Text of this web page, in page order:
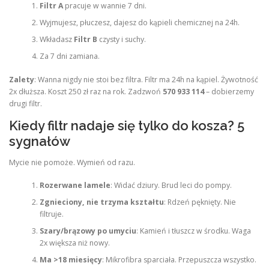
Filtr Apracuje w wannie 7 dni.
Wyjmujesz, płuczesz, dajesz do kąpieli chemicznej na 24h.
Wkładasz Filtr B czysty i suchy.
Za 7 dni zamiana.
Zalety: Wanna nigdy nie stoi bez filtra. Filtr ma 24h na kąpiel. Żywotność
2x dłuższa. Koszt 250 zł raz na rok. Zadzwoń 570 933 114– dobierzemy
drugi filtr.
Kiedy filtr nadaje się tylko do kosza? 5
sygnałów
Mycie nie pomoże. Wymień od razu.
Rozerwane lamele: Widać dziury. Brud leci do pompy.
Zgnieciony, nie trzyma kształtu: Rdzeń pęknięty. Nie
filtruje.
Szary/brązowy po umyciu: Kamień i tłuszcz w środku. Waga
2x większa niż nowy.
Ma >18 miesięcy: Mikrofibra sparciała. Przepuszcza wszystko.